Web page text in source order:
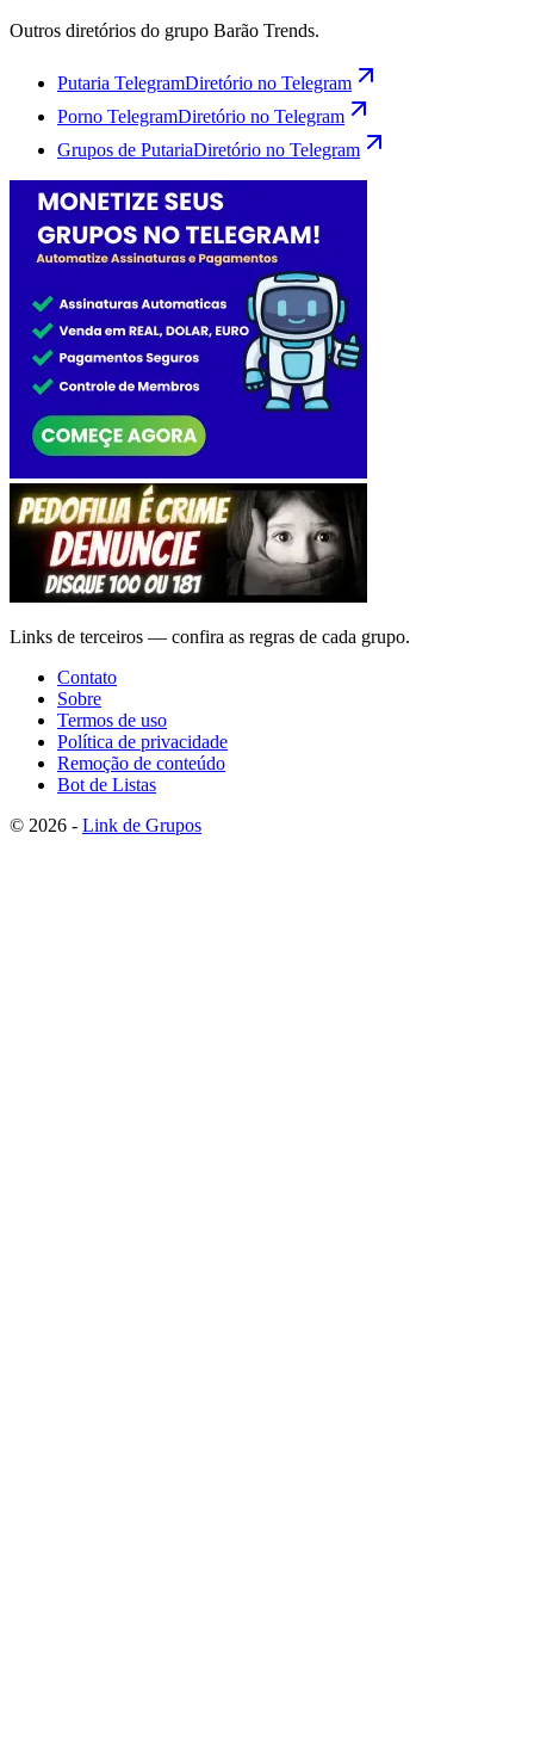
Outros diretórios do grupo Barão Trends.
Putaria TelegramDiretório no Telegram
Porno TelegramDiretório no Telegram
Grupos de PutariaDiretório no Telegram
Links de terceiros — confira as regras de cada grupo.
Contato
Sobre
Termos de uso
Política de privacidade
Remoção de conteúdo
Bot de Listas
© 2026 - Link de Grupos